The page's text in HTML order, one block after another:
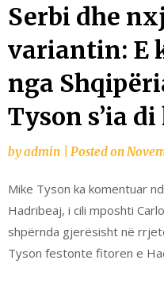
Serbi dhe
variantin: E
nga
Tyson s’ia
byadmin Posted on
Mike Tyson ka komentuar
Hadribeaj, i cili mposhti
shpërnda gjerësisht në
Tyson festonte fitoren e